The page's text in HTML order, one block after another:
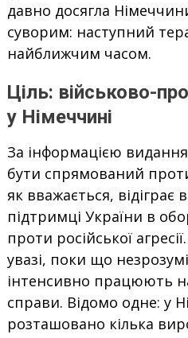
давно досягла
суворим: наступний
найближчим часом.
Ціль: військово-
у Німеччині
За інформацією
бути спрямований
як вважається, відіграє
підтримці України в
проти російської
увазі, поки що
інтенсивно працюють
справи. Відомо одне: у
розташовано кілька